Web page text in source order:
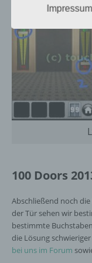
100 Doors
Abschließend noch die
der Tür sehen wir
bestimmte
die Lösung
bei uns im Forum
Person,
Stelle,
nicht.
dem
j) Dritter
Dritter ist
Person,
Stelle
Impressum